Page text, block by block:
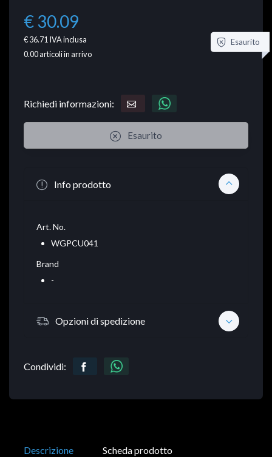
€ 30.09
€ 36.71IVA inclusa
0.00articoli in arrivo
Esaurito
Richiedi informazioni:
Esaurito
Info prodotto
Art. No.
WGPCU041
Brand
-
Opzioni di spedizione
Condividi:
Descrizione Scheda prodotto